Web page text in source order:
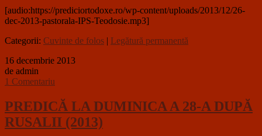
[audio:https://prediciortodoxe.ro/wp-content/uploads/2013/12/26-
dec-2013-pastorala-IPS-Teodosie.mp3]
Categorii: Cuvinte de folos
Legătură permanentă
16 decembrie 2013
de admin
1 Comentariu
PREDICĂ LA DUMINICA A 28-A DUPĂ
RUSALII (2013)